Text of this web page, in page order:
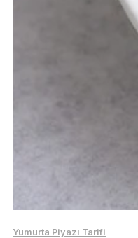
Yumurta Piyazı Tarifi